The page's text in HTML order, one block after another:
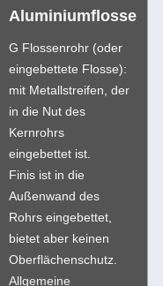
Aluminiumflosse
G Flossenrohr (oder
eingebettete Flosse):
mit Metallstreifen, der
in die Nut des
Kernrohrs
eingebettet ist.
Finis ist in die
Außenwand des
Rohrs eingebettet,
bietet aber keinen
Oberflächenschutz.
Allgemeine